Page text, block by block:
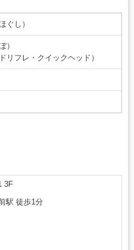
ぐし）
）
リフレ・クイックヘッド）
3F
駅 徒歩1分